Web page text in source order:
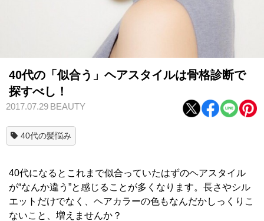
40代の「似合う」ヘアスタイルは骨格診断で
探すべし！
2017.07.29 BEAUTY
40代の髪悩み
40代になるとこれまで似合っていたはずのヘアスタイル
が“なんか違う”と感じることが多くなります。長さやシル
エットだけでなく、ヘアカラーの色もなんだかしっくりこ
ないこと、増えませんか？